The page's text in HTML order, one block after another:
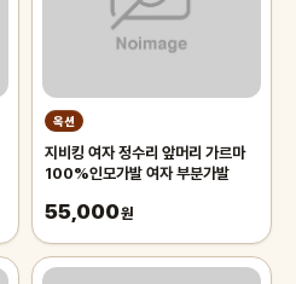
옥션
지비킹 여자 정수리 앞머리 가르마
100%인모가발 여자 부분가발
55,000원